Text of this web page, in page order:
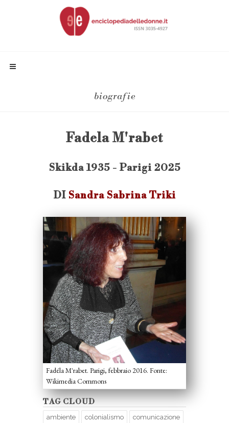
biografie
Fadela M'rabet
Skikda 1935 - Parigi 2025
DI Sandra Sabrina Triki
Fadéla M'rabet. Parigi, febbraio 2016. Fonte:
Wikimedia Commons
TAG CLOUD
ambiente colonialismo comunicazione